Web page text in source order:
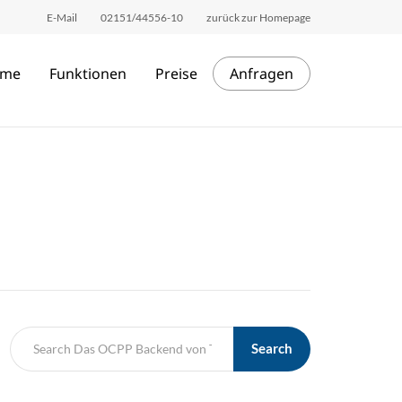
E-Mail 02151/44556-10 zurück zur Homepage
Funktionen Preise Anfragen
Search